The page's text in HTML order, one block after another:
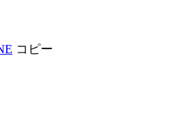
コピー